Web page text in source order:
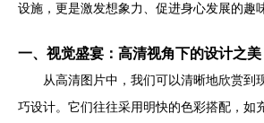
设施，更是激发想象力、促进身心发展的趣
一、视觉盛宴：高清视角下的设计之美
从高清图片中，我们可以清晰地欣赏到
巧设计。它们往往采用明快的色彩搭配，如